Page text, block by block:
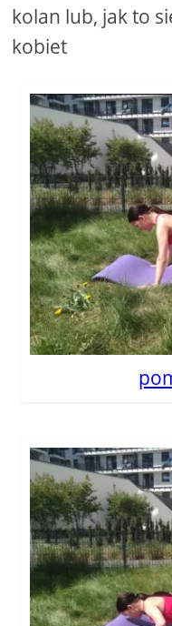
kolan lub, jak to
kobiet